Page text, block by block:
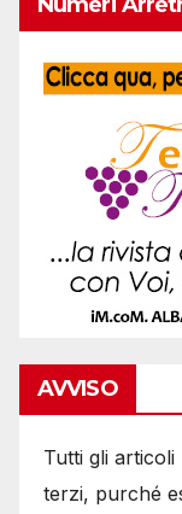
AVVISO
Tutti gli
terzi, purché